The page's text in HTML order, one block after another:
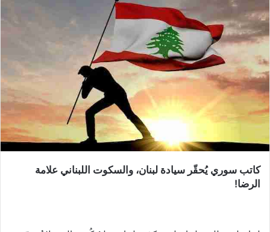
كاتب سوري يُحقّر سيادة لبنان، والسكوت اللبناني علامة
الرضا!